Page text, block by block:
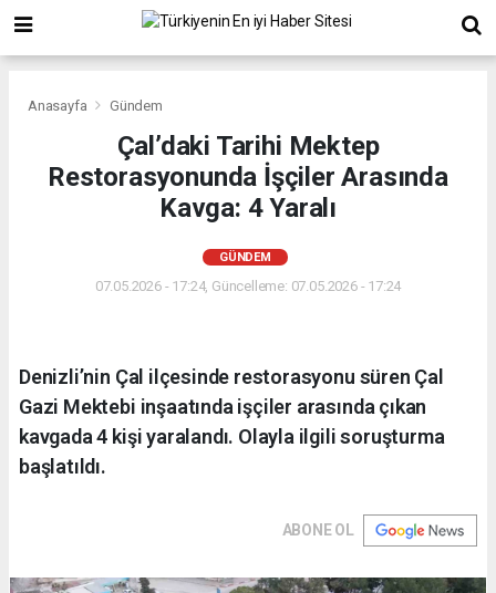
Anasayfa Gündem
Çal’daki Tarihi Mektep
Restorasyonunda İşçiler Arasında
Kavga: 4 Yaralı
GÜNDEM
07.05.2026 - 17:24, Güncelleme: 07.05.2026 - 17:24
Denizli’nin Çal ilçesinde restorasyonu süren Çal
Gazi Mektebi inşaatında işçiler arasında çıkan
kavgada 4 kişi yaralandı. Olayla ilgili soruşturma
başlatıldı.
ABONE OL